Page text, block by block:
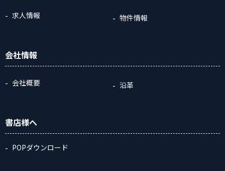
求人情報 物件情報
会社情報
会社概要 沿革
書店様へ
POPダウンロード